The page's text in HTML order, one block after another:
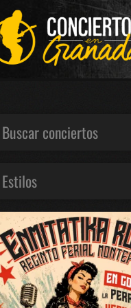
Buscar conciertos
Estilos